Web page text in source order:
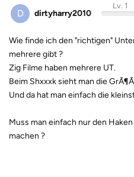
D dirtyharry2010
Lv. 1
Wie finde ich den "richtigen"
mehrere gibt ?
Zig Filme haben mehrere UT.
Beim Shxxxk sieht man die
Und da hat man einfach die
Muss man einfach nur den
machen ?